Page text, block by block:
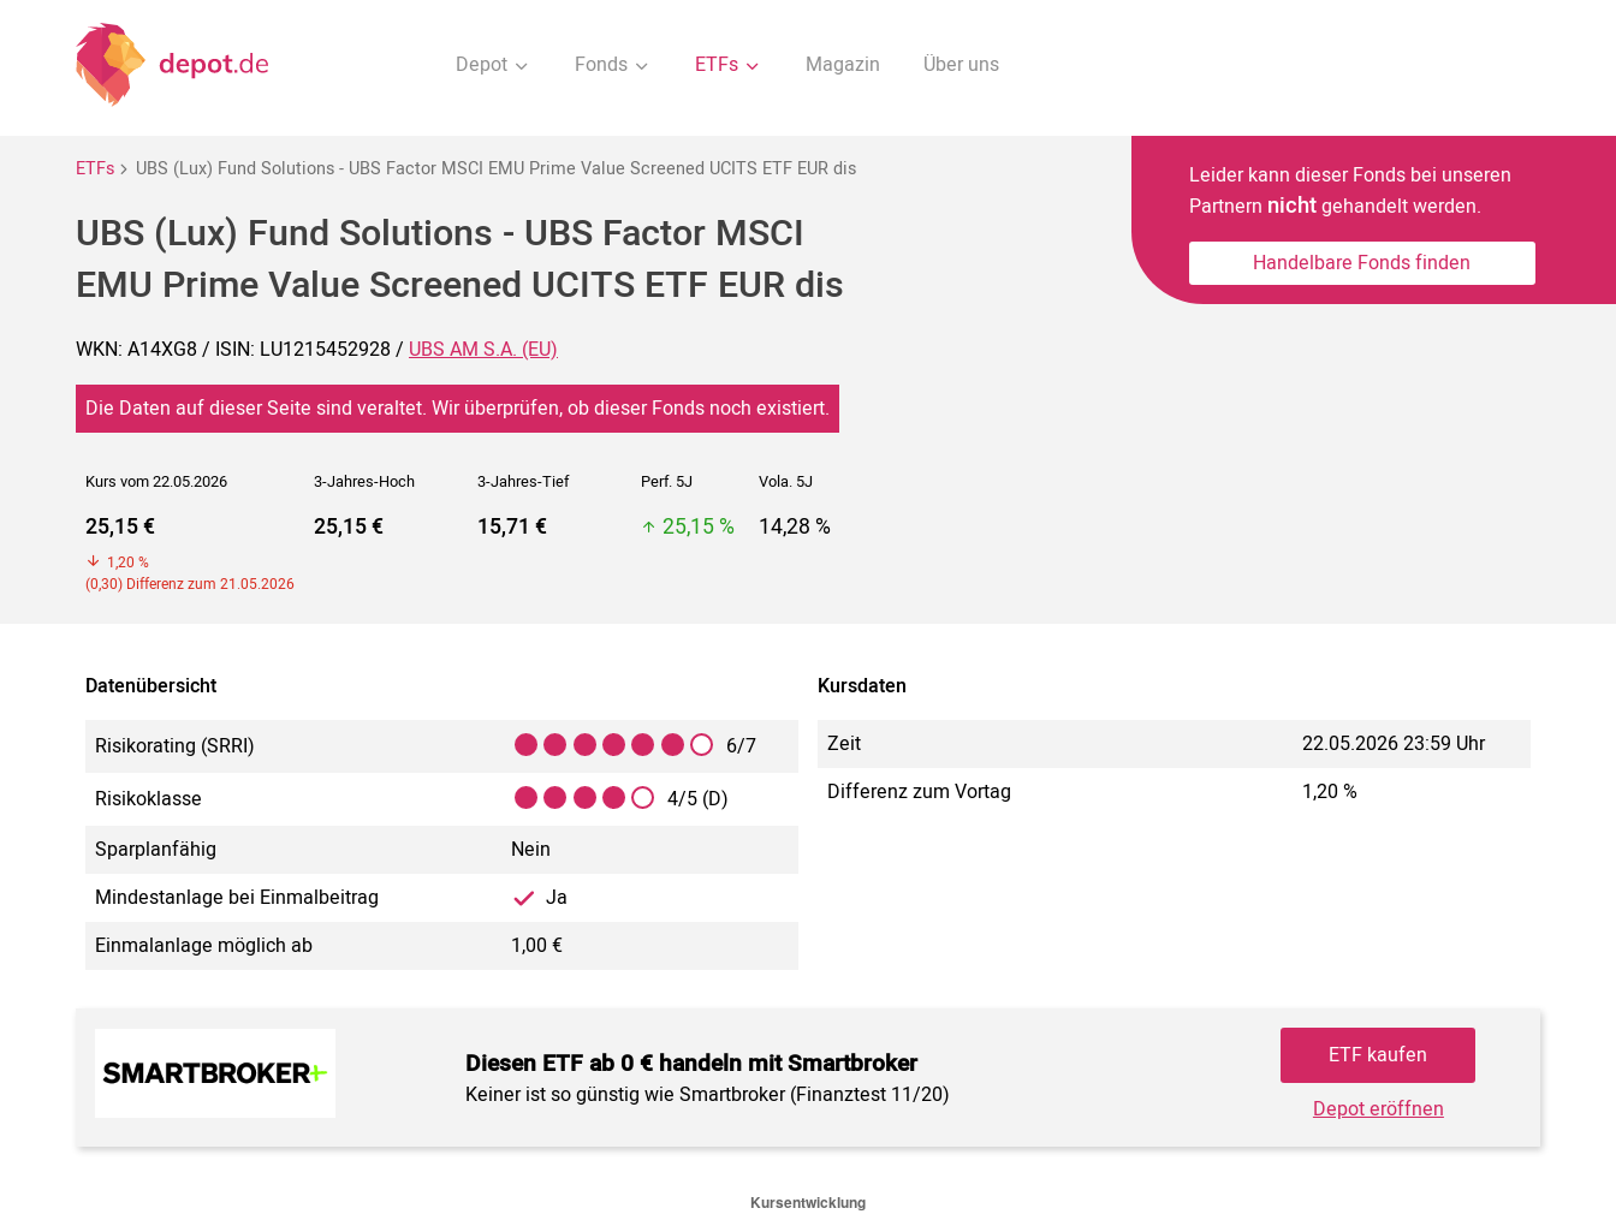
Depot Fonds ETFs Magazin Über uns
ETFs UBS (Lux) Fund Solutions - UBS Factor MSCI EMU Prime Value Screened UCITS ETF EUR dis
UBS (Lux) Fund Solutions - UBS Factor MSCI
EMU Prime Value Screened UCITS ETF EUR dis
WKN: A14XG8 / ISIN: LU1215452928 / UBS AM S.A. (EU)
Die Daten auf dieser Seite sind veraltet. Wir überprüfen, ob dieser Fonds noch existiert.
Kurs vom 22.05.2026 3-Jahres-Hoch 3-Jahres-Tief Perf. 5J Vola. 5J
25,15 €
1,20 %
(0,30) Differenz zum 21.05.2026
25,15 € 15,71 € 25,15 % 14,28 %
Leider kann dieser Fonds bei unseren
Partnern nichtgehandelt werden.
Handelbare Fonds finden
Datenübersicht
Risikorating (SRRI)
6/7
Risikoklasse
4/5 (D)
Sparplanfähig
Nein
Mindestanlage bei Einmalbeitrag
Ja
Einmalanlage möglich ab
1,00 €
Kursdaten
Zeit
22.05.2026 23:59 Uhr
Differenz zum Vortag
1,20 %
Diesen ETF ab 0 € handeln mit Smartbroker
Keiner ist so günstig wie Smartbroker (Finanztest 11/20)
ETF kaufen
Depot eröffnen